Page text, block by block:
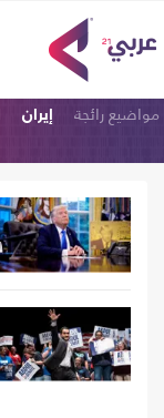
مواضيع رائجة إيران